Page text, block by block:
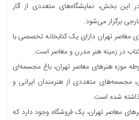
این بخش، نمایشگاه‌های متعددی از آثار
برگزار می‌شود.
معاصر تهران دارای یک کتابخانه تخصصی با
موزه هنرهای معاصر تهران، باغ مجسمه‌ای
مجسمه‌های متعددی از هنرمندان ایرانی و
شده است.
معاصر تهران، یک فروشگاه وجود دارد که